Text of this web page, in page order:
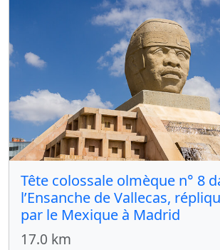
Tête colossale olmèque n° 8
l’Ensanche de Vallecas,
par le Mexique à Madrid
17.0 km